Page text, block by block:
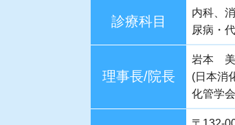
診療科目
内科、
尿病・
理事長/院長
岩本 美
(日本消
化管学